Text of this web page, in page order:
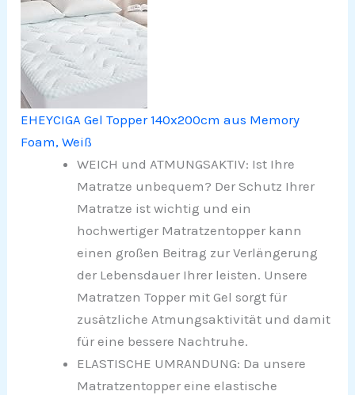
EHEYCIGA Gel Topper 140x200cm aus Memory
Foam, Weiß
WEICH und ATMUNGSAKTIV: Ist Ihre
Matratze unbequem? Der Schutz Ihrer
Matratze ist wichtig und ein
hochwertiger Matratzentopper kann
einen großen Beitrag zur Verlängerung
der Lebensdauer Ihrer leisten. Unsere
Matratzen Topper mit Gel sorgt für
zusätzliche Atmungsaktivität und damit
für eine bessere Nachtruhe.
ELASTISCHE UMRANDUNG: Da unsere
Matratzentopper eine elastische